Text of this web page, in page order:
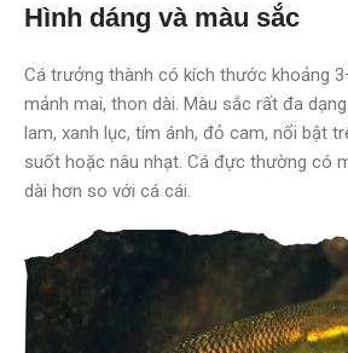
Hình dáng và màu sắc
Cá trưởng thành có kích thước khoảng
mảnh mai, thon dài. Màu sắc rất đa
lam, xanh lục, tím ánh, đỏ cam, nổi bật
suốt hoặc nâu nhạt. Cá đực thường có
dài hơn so với cá cái.